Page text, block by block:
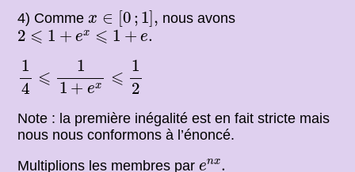
4) Commex ∈ [0 ; 1 ,
∈[ 0;1 ], nous avons
2 ⩽ 1 + ex ⩽ 1 + e.
2⩽1+ex⩽1+e.
1
4 ⩽
1
1 + ex ⩽
1
2
1 +e
Note : la première inégalité est en fait stricte mais
nous nous conformons à l’énoncé.
Multiplions les membres parenx.
enx